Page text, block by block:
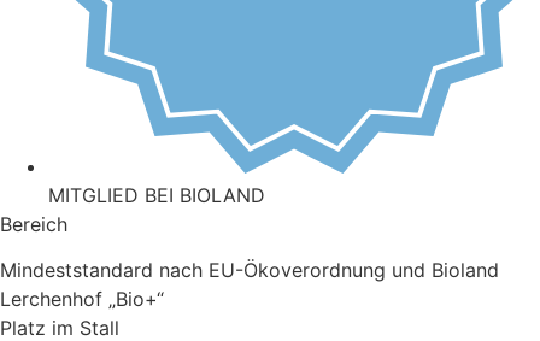
MITGLIED BEI BIOLAND
Bereich
Mindeststandard nach EU-Ökoverordnung und Bioland
Lerchenhof „Bio+“
Platz im Stall